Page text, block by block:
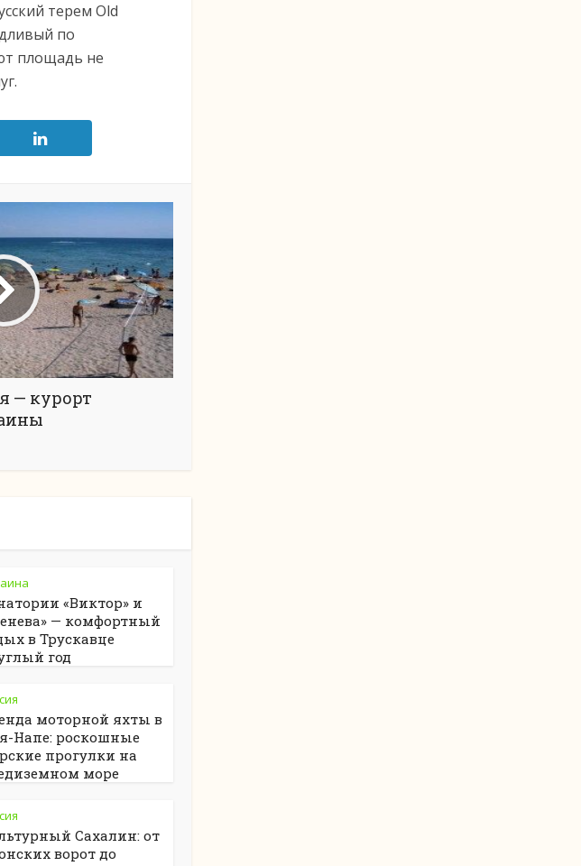
терем Old
по
площадь не
— курорт
«Виктор» и
— комфортный
в Трускавце
год
моторной яхты в
Напе: роскошные
прогулки на
море
Сахалин: от
ворот до